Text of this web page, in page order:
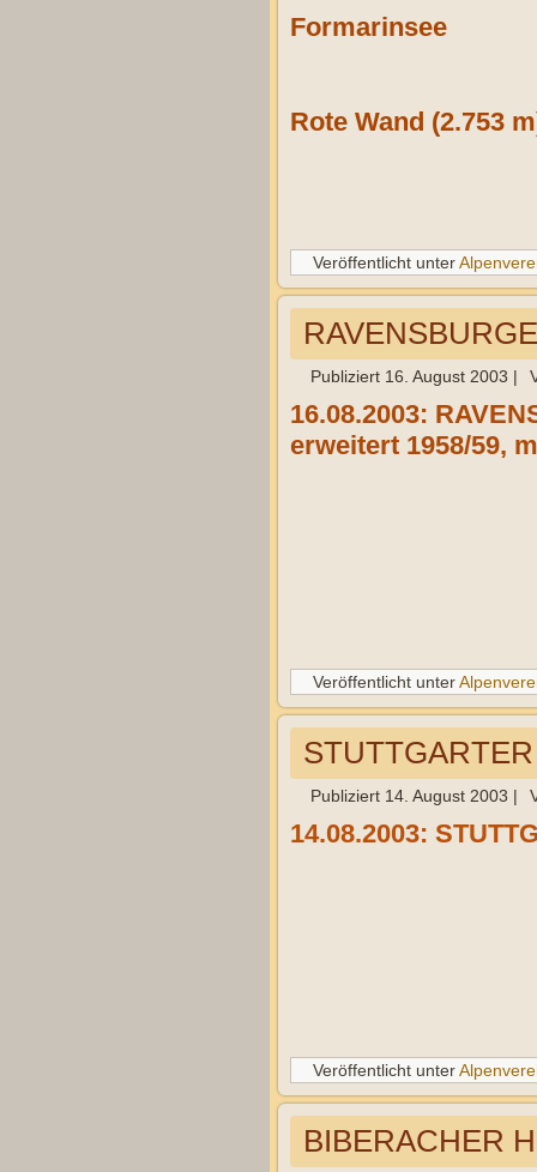
Formarinsee
Rote Wand (2.753
Veröffentlicht unter
Publiziert 16. August 2003 |
16.08.2003:
erweitert 1958/59,
Veröffentlicht unter
Publiziert 14. August 2003 |
14.08.2003:
Veröffentlicht unter
BIBERACHER